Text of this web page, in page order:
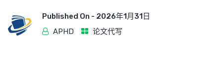
Published On - 2026年1月31日
APHD
论文代写